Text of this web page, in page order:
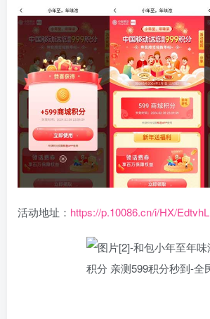
活动地址： https://p.10086.cn/i/HX/EdtvhL